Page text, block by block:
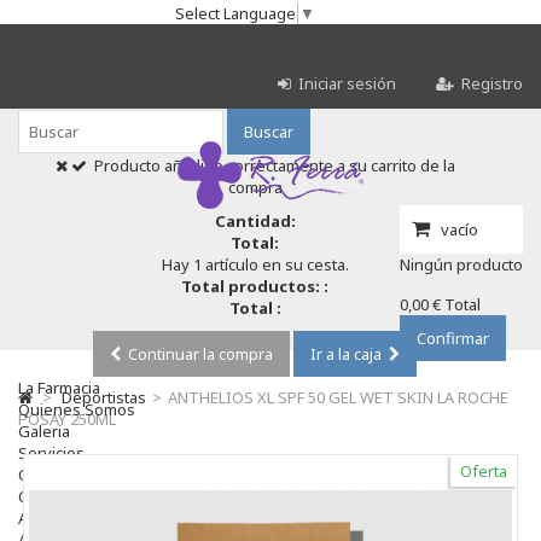
Select Language ▼
Iniciar sesión Registro
Buscar
vacío
Ningún producto
0,00 € Total
Confirmar
Producto añadido correctamente a su carrito de la
compra
Cantidad:
Total:
Hay 1 artículo en su cesta.
Total productos: :
Total :
Continuar la compra
Ir a la caja
La Farmacia
Quienes Somos
Galeria
Servicios
Cosmética
Cosmética Facial
Antiacné
> Deportistas > ANTHELIOS XL SPF 50 GEL WET SKIN LA ROCHE
POSAY 250ML
Oferta